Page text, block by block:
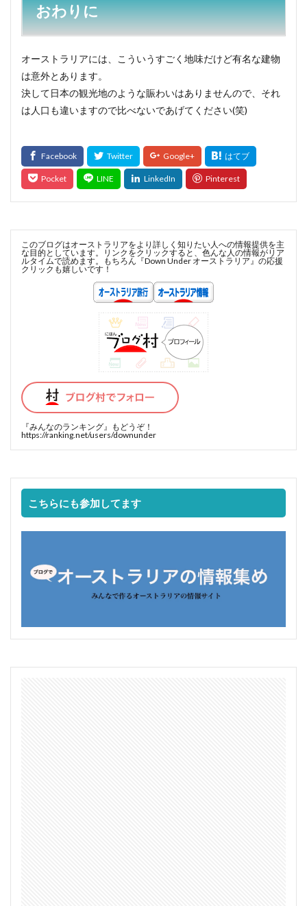
おわりに
オーストラリアには、こういうすごく地味だけど有名な建物
は意外とあります。
決して日本の観光地のような賑わいはありませんので、それ
は人口も違いますので比べないであげてください(笑)
このブログはオーストラリアをより詳しく知りたい人への情報提供を主
な目的としています。リンクをクリックすると、色んな人の情報がリア
ルタイムで読めます。もちろん『Down Under オーストラリア』の応援
クリックも嬉しいです！
『みんなのランキング』 もどうぞ！
https://ranking.net/users/downunder
こちらにも参加してます